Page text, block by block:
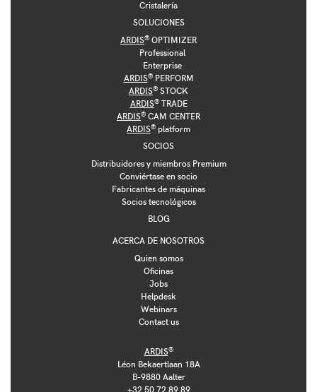
Cristalería
SOLUCIONES
ARDIS® OPTIMIZER
Professional
Enterprise
ARDIS®PERFORM
ARDIS® STOCK
ARDIS®TRADE
ARDIS® CAM CENTER
ARDIS® platform
SOCIOS
Distribuidores y miembros Premium
Conviértase en socio
Fabricantes de máquinas
Socios tecnológicos
BLOG
ACERCA DE NOSOTROS
Quien somos
Oficinas
Jobs
Helpdesk
Webinars
Contact us
ARDIS®
Léon Bekaertlaan 18A
B-9880 Aalter
+32 50 72 89 89